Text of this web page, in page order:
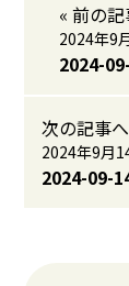
« 前の
2024年9
2024-
次の記事
2024年9月
2024-09-